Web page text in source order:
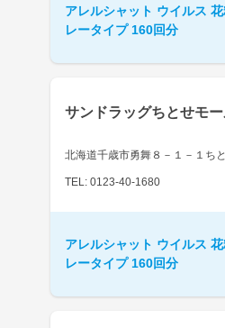
アレルシャット ウイルス
レータイプ 160回分
サンドラッグちとせモ
北海道千歳市勇舞８－１－１ち
TEL: 0123-40-1680
アレルシャット ウイルス
レータイプ 160回分